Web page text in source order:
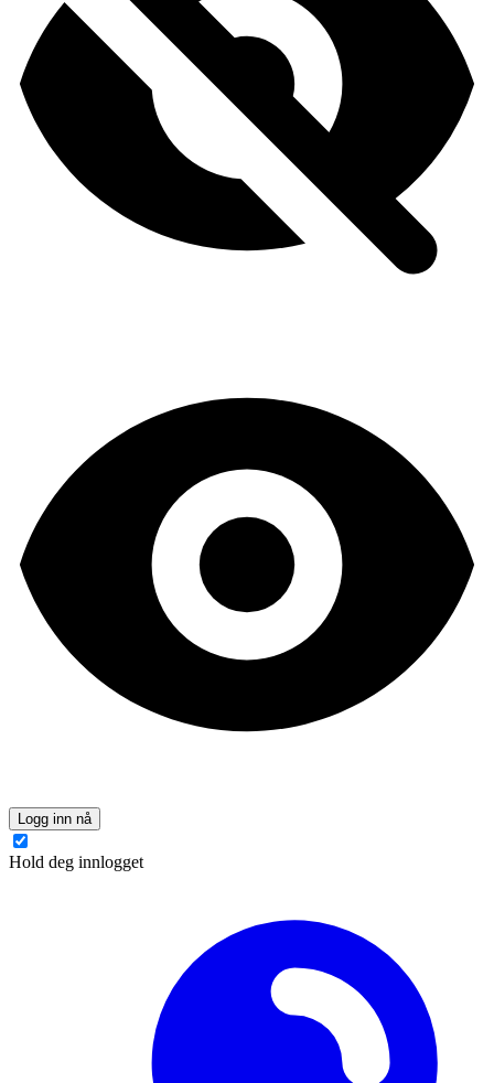
Logg inn nå
Hold deg innlogget